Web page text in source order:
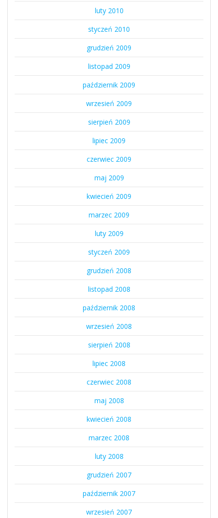
luty 2010
styczeń 2010
grudzień 2009
listopad 2009
październik 2009
wrzesień 2009
sierpień 2009
lipiec 2009
czerwiec 2009
maj 2009
kwiecień 2009
marzec 2009
luty 2009
styczeń 2009
grudzień 2008
listopad 2008
październik 2008
wrzesień 2008
sierpień 2008
lipiec 2008
czerwiec 2008
maj 2008
kwiecień 2008
marzec 2008
luty 2008
grudzień 2007
październik 2007
wrzesień 2007